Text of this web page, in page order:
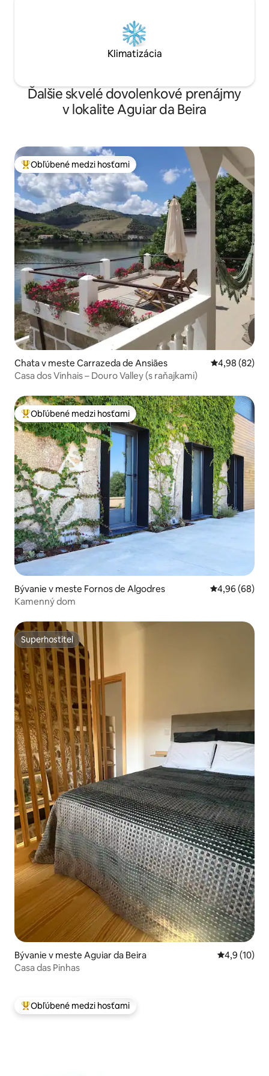
Klimatizácia
Ďalšie skvelé dovolenkové prenájmy
v lokalite Aguiar da Beira
Najobľúbenejšie medzi hosťami
Obľúbené medzi hosťami
Chata v meste Carrazeda de Ansiães Priemerné
4,98 (82)
Casa dos Vinhais – Douro Valley (s raňajkami)
Najobľúbenejšie medzi hosťami
Obľúbené medzi hosťami
Bývanie v meste Fornos de Algodres Priemerné
4,96 (68)
Kamenný dom
Superhostiteľ
Superhostiteľ
Bývanie v meste Aguiar da Beira Priemerné
4,9 (10)
Casa das Pinhas
Najobľúbenejšie medzi hosťami
Obľúbené medzi hosťami